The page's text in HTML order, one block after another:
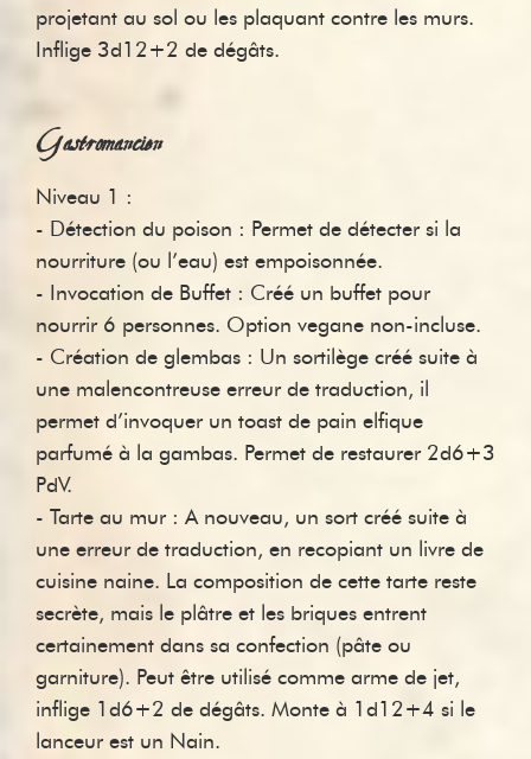
projetant au sol ou les plaquant contre les murs.
Inflige 3d12+2 de dégâts.
Gastromancien
Niveau 1 :
- Détection du poison : Permet de détecter si la
nourriture (ou l’eau) est empoisonnée.
- Invocation de Buffet : Créé un buffet pour
nourrir 6 personnes. Option vegane non-incluse.
- Création de glembas : Un sortilège créé suite à
une malencontreuse erreur de traduction, il
permet d’invoquer un toast de pain elfique
parfumé à la gambas. Permet de restaurer 2d6+3
PdV.
- Tarte au mur : A nouveau, un sort créé suite à
une erreur de traduction, en recopiant un livre de
cuisine naine. La composition de cette tarte reste
secrète, mais le plâtre et les briques entrent
certainement dans sa confection (pâte ou
garniture). Peut être utilisé comme arme de jet,
inflige 1d6+2 de dégâts. Monte à 1d12+4 si le
lanceur est un Nain.